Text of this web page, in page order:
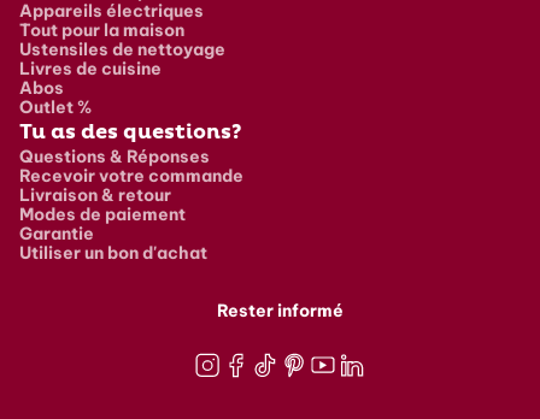
Appareils électriques
Tout pour la maison
Ustensiles de nettoyage
Livres de cuisine
Abos
Outlet %
Tu as des questions?
Questions & Réponses
Recevoir votre commande
Livraison & retour
Modes de paiement
Garantie
Utiliser un bon d'achat
Rester informé